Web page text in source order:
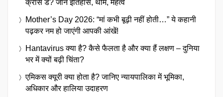
क्रॉस डे? जानें इतिहास, थीम, महत्व
Mother’s Day 2026: “मां कभी बूढ़ी नहीं होती…” ये कहानी
पढ़कर नम हो जाएंगी आपकी आंखें!
Hantavirus क्या है? कैसे फैलता है और क्या हैं लक्षण – दुनिया
भर में क्यों बढ़ी चिंता?
एमिकस क्यूरी क्या होता है? जानिए न्यायपालिका में भूमिका,
अधिकार और हालिया उदाहरण